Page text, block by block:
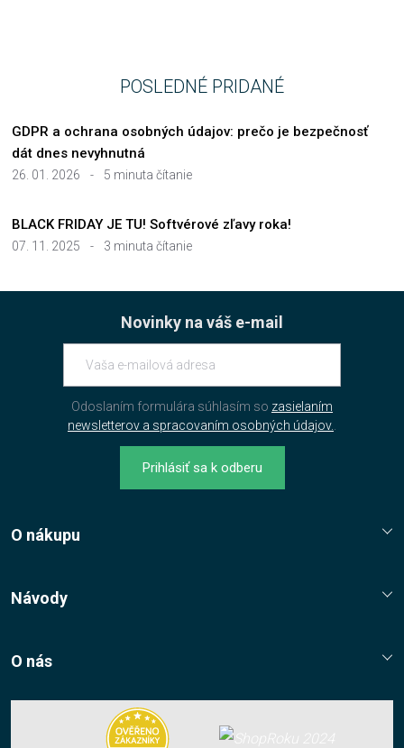
POSLEDNÉ PRIDANÉ
26. 01. 2026 - 5 minuta čítanie
GDPR a ochrana osobných údajov: prečo je bezpečnosť
dát dnes nevyhnutná
07. 11. 2025 - 3 minuta čítanie
BLACK FRIDAY JE TU! Softvérové zľavy roka!
Novinky na váš e-mail
Odoslaním formulára súhlasím so zasielaním
newsletterov a spracovaním osobných údajov.
Prihlásiť sa k odberu
O nákupu
Jak nakupovat?
Návody
O nás